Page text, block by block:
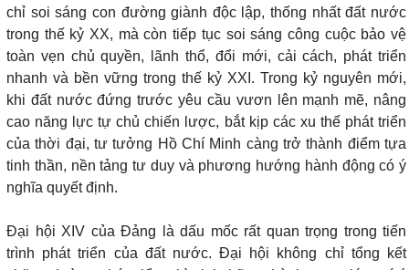
chỉ soi sáng con đường giành độc lập, thống nhất đất nước
trong thế kỷ XX, mà còn tiếp tục soi sáng công cuộc bảo vệ
toàn vẹn chủ quyền, lãnh thổ, đổi mới, cải cách, phát triển
nhanh và bền vững trong thế kỷ XXI. Trong kỷ nguyên mới,
khi đất nước đứng trước yêu cầu vươn lên mạnh mẽ, nâng
cao năng lực tự chủ chiến lược, bắt kịp các xu thế phát triển
của thời đại, tư tưởng Hồ Chí Minh càng trở thành điểm tựa
tinh thần, nền tảng tư duy và phương hướng hành động có ý
nghĩa quyết định.
Đại hội XIV của Đảng là dấu mốc rất quan trọng trong tiến
trình phát triển của đất nước. Đại hội không chỉ tổng kết